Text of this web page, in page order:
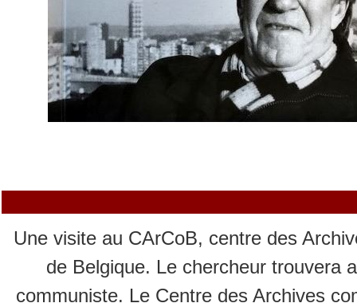
Une visite au CArCoB, centre des
de Belgique. Le chercheur trouvera
communiste. Le Centre des Archives